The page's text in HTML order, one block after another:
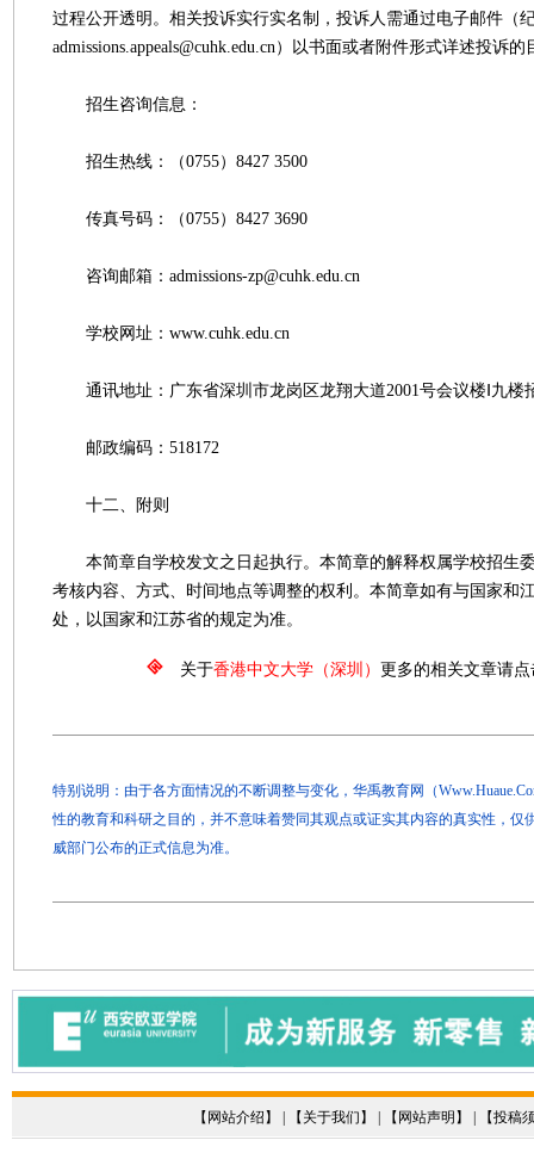
过程公开透明。相关投诉实行实名制，投诉人需通过电子邮件（
admissions.appeals@cuhk.edu.cn）以书面或者附件形式详述投诉
招生咨询信息：
招生热线：（0755）8427 3500
传真号码：（0755）8427 3690
咨询邮箱：admissions-zp@cuhk.edu.cn
学校网址：www.cuhk.edu.cn
通讯地址：广东省深圳市龙岗区龙翔大道2001号会议楼Ⅰ九楼
邮政编码：518172
十二、附则
本简章自学校发文之日起执行。本简章的解释权属学校招生
考核内容、方式、时间地点等调整的权利。本简章如有与国家和
处，以国家和江苏省的规定为准。
关于香港中文大学（深圳） 更多的相关文章请
特别说明：由于各方面情况的不断调整与变化，华禹教育网（
性的教育和科研之目的，并不意味着赞同其观点或证实其内容的真实性，仅
威部门公布的正式信息为准。
【 网站介绍 】 | 【 关于我们 】 | 【 网站声明 】 | 【投稿